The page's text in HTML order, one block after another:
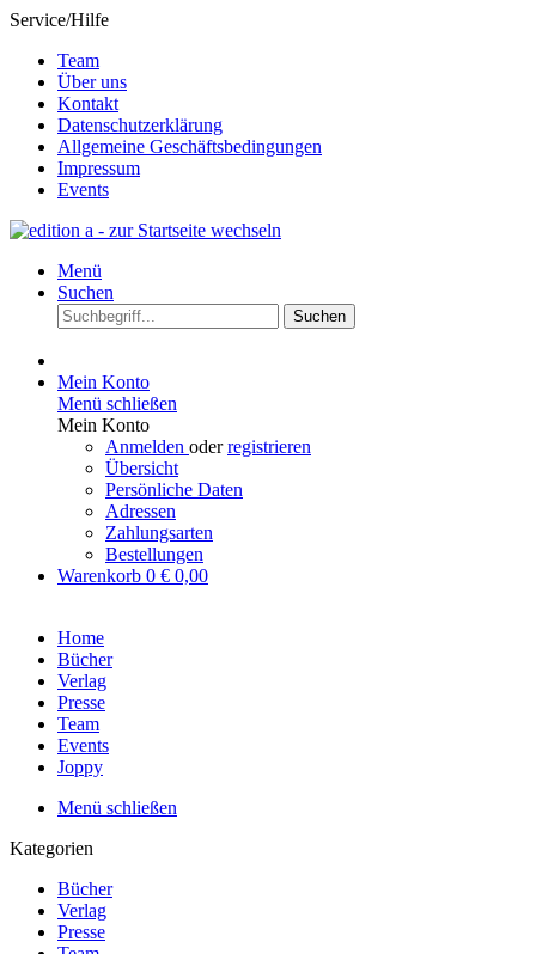
Service/Hilfe
Team
Über uns
Kontakt
Datenschutzerklärung
Allgemeine Geschäftsbedingungen
Impressum
Events
Menü
Suchen
Suchen
Mein Konto
Menü schließen
Mein Konto
Anmelden oderregistrieren
Übersicht
Persönliche Daten
Adressen
Zahlungsarten
Bestellungen
Warenkorb 0 € 0,00
Home
Bücher
Verlag
Presse
Team
Events
Joppy
Menü schließen
Kategorien
Bücher
Verlag
Presse